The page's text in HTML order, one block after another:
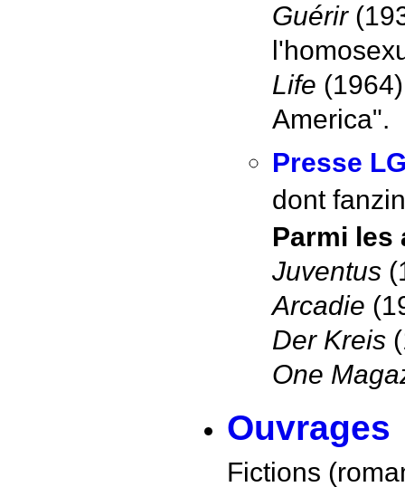
Guérir
Life
America".
Presse
dont
Parmi les
Juventus
Arcadie
Der Kreis
One
Ouvrages
Fictions